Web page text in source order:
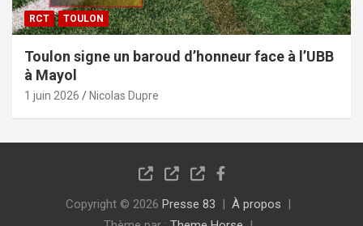
RCT TOULON
Toulon signe un baroud d’honneur face à l’UBB
à Mayol
1 juin 2026 Nicolas Dupre
Copyright © 2026 Presse 83
À propos